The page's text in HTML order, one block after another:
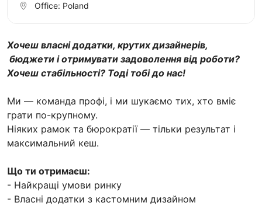
Хочеш власні додатки, крутих дизайнерів,
бюджети і отримувати задоволення від роботи?
Хочеш стабільності? Тоді тобі до нас!
Ми — команда профі, і ми шукаємо тих, хто вміє
грати по-крупному.
Ніяких рамок та бюрократії — тільки результат і
максимальний кеш.
Що ти отримаєш:
- Найкращі умови ринку
- Власні додатки з кастомним дизайном
Office: Poland